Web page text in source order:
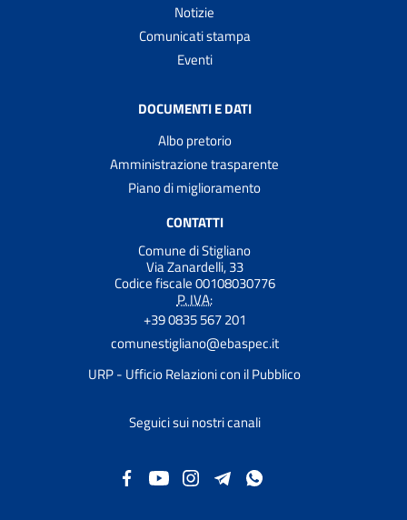
Notizie
Comunicati stampa
Eventi
DOCUMENTI E DATI
Albo pretorio
Amministrazione trasparente
Piano di miglioramento
CONTATTI
Comune di Stigliano
Via Zanardelli, 33
Codice fiscale 00108030776
P. IVA:
+39 0835 567 201
comunestigliano@ebaspec.it
URP - Ufficio Relazioni con il Pubblico
Seguici sui nostri canali